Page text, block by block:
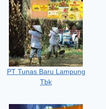
PT Tunas Baru Lampung
Tbk